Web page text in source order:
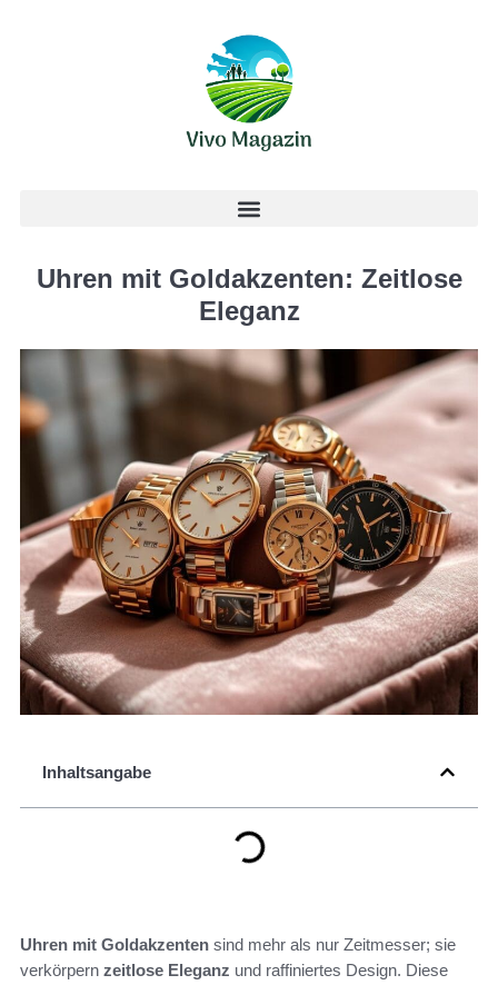
Uhren mit Goldakzenten: Zeitlose
Eleganz
Inhaltsangabe
Uhren mit Goldakzenten sind mehr als nur Zeitmesser; sie
verkörpern zeitlose Eleganz und raffiniertes Design. Diese